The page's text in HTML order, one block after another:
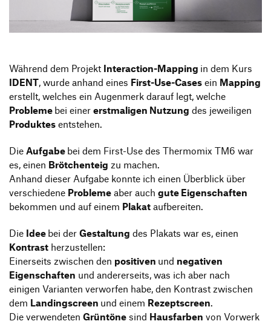
Transfer und Kooperation
Produktgestaltung B.A.
Strategische Gestaltung M.A.
Während dem Projekt Interaction-Mapping in dem Kurs
IDENT, wurde anhand eines First-Use-Cases ein Mapping
erstellt, welches ein Augenmerk darauf legt, welche
Probleme bei einer erstmaligen Nutzung des jeweiligen
Produktes entstehen.
Die Aufgabe bei dem First-Use des Thermomix TM6 war
es, einen Brötchenteig zu machen.
Anhand dieser Aufgabe konnte ich einen Überblick über
verschiedene Probleme aber auch gute Eigenschaften
bekommen und auf einem Plakat aufbereiten.
Die Idee bei der Gestaltung des Plakats war es, einen
Kontrast herzustellen:
Einerseits zwischen den positiven und negativen
Eigenschaften und andererseits, was ich aber nach
einigen Varianten verworfen habe, den Kontrast zwischen
dem Landingscreen und einem Rezeptscreen.
Die verwendeten Grüntöne sind Hausfarben von Vorwerk